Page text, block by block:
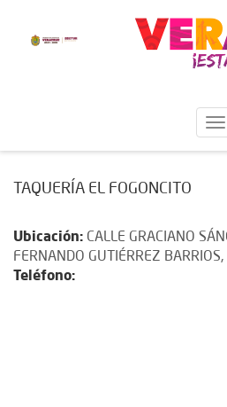
TAQUERÍA EL FOGONCITO
Ubicación: CALLE GRACIANO
FERNANDO GUTIÉRREZ
Teléfono: